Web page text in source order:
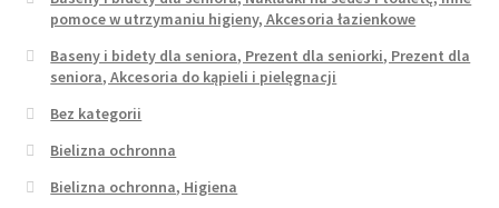
pomoce w utrzymaniu higieny, Akcesoria łazienkowe
Baseny i bidety dla seniora, Prezent dla seniorki, Prezent dla
seniora, Akcesoria do kąpieli i pielęgnacji
Bez kategorii
Bielizna ochronna
Bielizna ochronna, Higiena